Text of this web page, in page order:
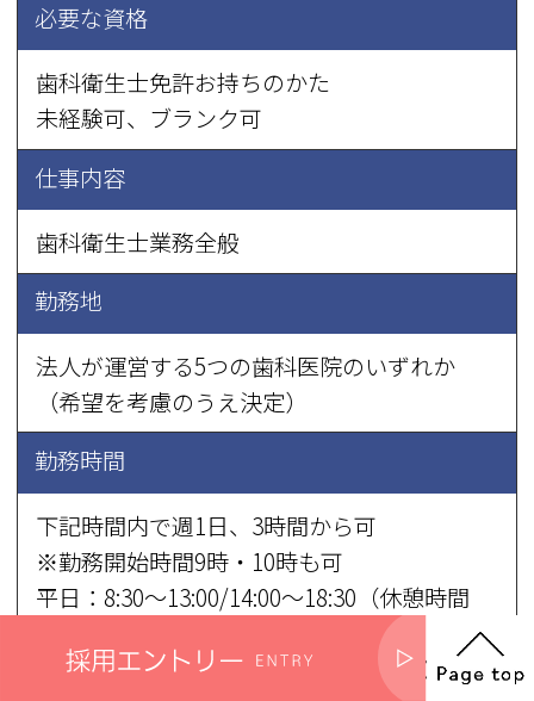
必要な資格
歯科衛生士免許お持ちのかた
未経験可、ブランク可
仕事内容
歯科衛生士業務全般
勤務地
法人が運営する5つの歯科医院のいずれか
（希望を考慮のうえ決定）
勤務時間
下記時間内で週1日、3時間から可
※勤務開始時間9時・10時も可
平日：8:30～13:00/14:00～18:30（休憩時間
土曜・日曜 8:30～13:00/14:00～18:00（休憩時